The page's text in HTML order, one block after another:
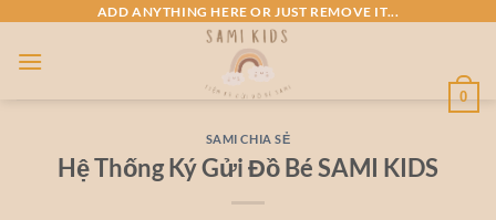
nội
dung
ADD ANYTHING HERE OR JUST REMOVE IT...
0
SAMI CHIA SẺ
Hệ Thống Ký Gửi Đồ Bé SAMI KIDS